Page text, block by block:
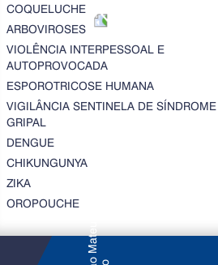
COQUELUCHE
ARBOVIROSES
VIOLÊNCIA INTERPESSOAL E
AUTOPROVOCADA
ESPOROTRICOSE HUMANA
VIGILÂNCIA SENTINELA DE SÍNDROME
GRIPAL
DENGUE
CHIKUNGUNYA
ZIKA
OROPOUCHE